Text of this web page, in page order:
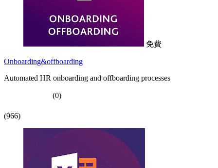
免費
Onboarding&offboarding
Automated HR onboarding and offboarding processes
(0)
(966)